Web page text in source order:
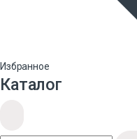
Избранное
Каталог